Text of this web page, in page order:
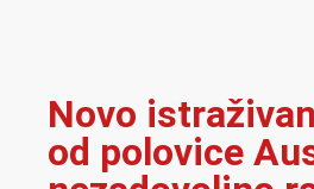
Novo
od polovice